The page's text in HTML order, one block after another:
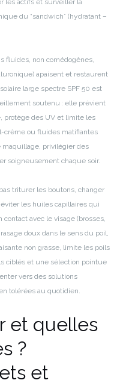
les actifs et surveiller la
du “sandwich” (hydratant –
fluides, non comédogènes,
apaisent et restaurent
large spectre SPF 50 est
soutenu : elle prévient
protège des UV et limite les
crème ou fluides matifiantes
maquillage, privilégier des
soigneusement chaque soir.
triturer les boutons, changer
les huiles capillaires qui
avec le visage (brosses,
doux dans le sens du poil,
non grasse, limite les poils
ciblés et une sélection pointue
vers des solutions
tolérées au quotidien.
et quelles
?
et